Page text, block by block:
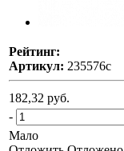
Рейтинг:
Артикул: 235576с
182,32 руб.
-
Мало